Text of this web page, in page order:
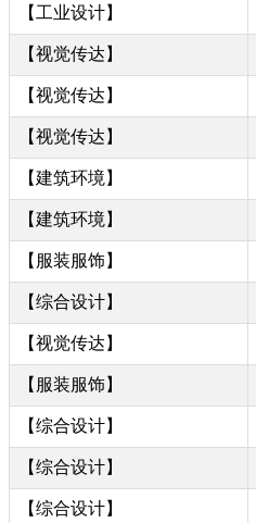
【工业设计】
【视觉传达】
【视觉传达】
【视觉传达】
【建筑环境】
【建筑环境】
【服装服饰】
【综合设计】
【视觉传达】
【服装服饰】
【综合设计】
【综合设计】
【综合设计】